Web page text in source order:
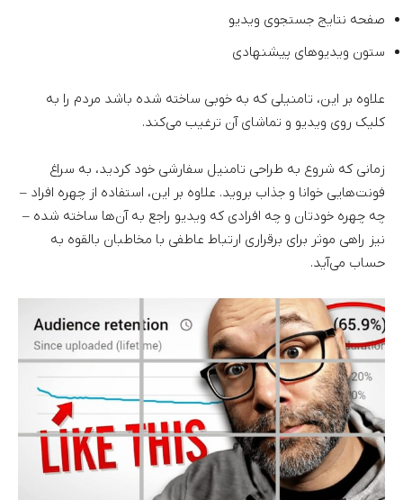
صفحه نتایج جستجوی ویدیو
ستون ویدیوهای پیشنهادی
علاوه بر این، تامنیلی که به خوبی ساخته شده باشد مردم را به
کلیک روی ویدیو و تماشای آن ترغیب می‌کند.
زمانی که شروع به طراحی تامنیل سفارشی خود کردید، به سراغ
فونت‌هایی خوانا و جذاب بروید. علاوه بر این، استفاده از چهره افراد –
چه چهره خودتان و چه افرادی که ویدیو راجع به آن‌ها ساخته شده –
نیز راهی موثر برای برقراری ارتباط عاطفی با مخاطبان بالقوه به
حساب می‌آید.